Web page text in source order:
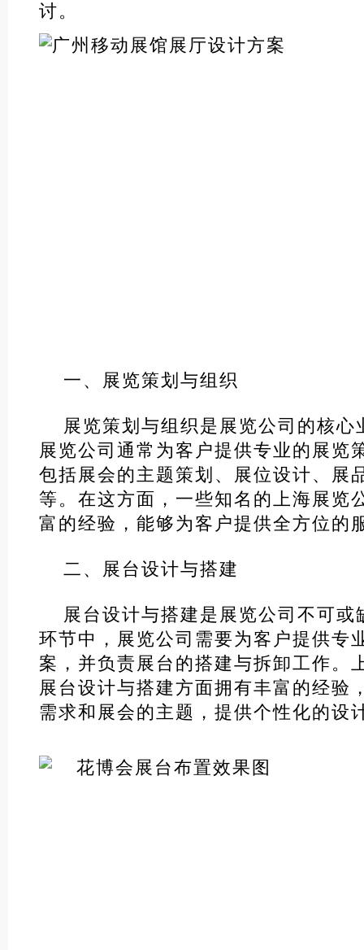
讨。
一、展览策划与组织
展览策划与组织是展览公司的核心
展览公司通常为客户提供专业的展览
包括展会的主题策划、展位设计、展
等。在这方面，一些知名的上海展览
富的经验，能够为客户提供全方位的
二、展台设计与搭建
展台设计与搭建是展览公司不可或
环节中，展览公司需要为客户提供专
案，并负责展台的搭建与拆卸工作。
展台设计与搭建方面拥有丰富的经验
需求和展会的主题，提供个性化的设